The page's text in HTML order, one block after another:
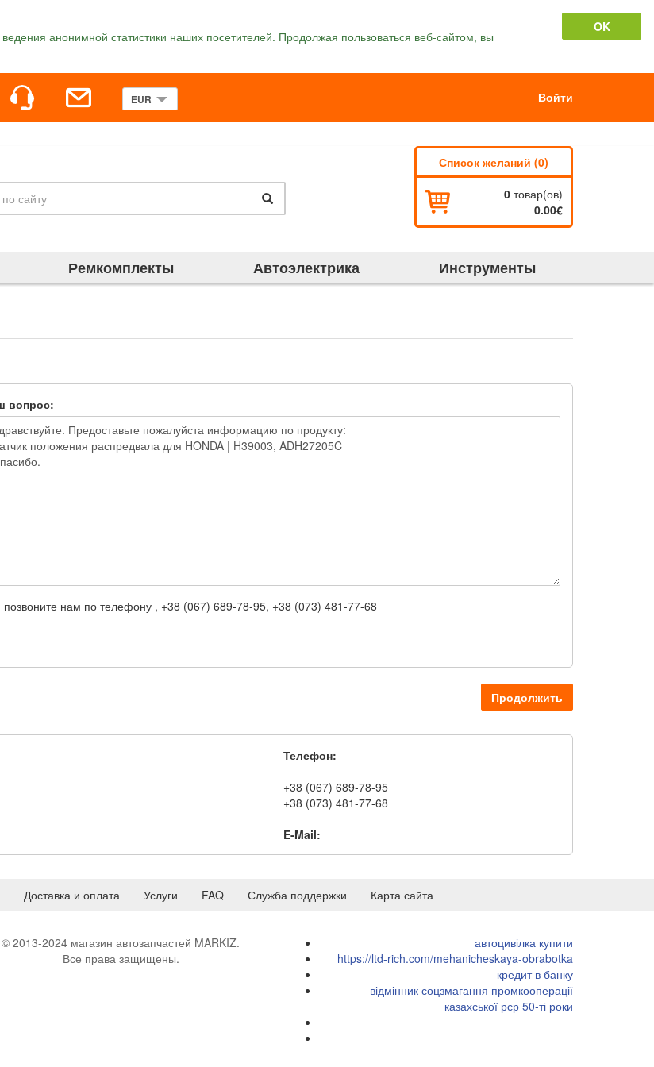
OK
анонимной статистики наших посетителей. Продолжая пользоваться веб-сайтом, вы
Войти
Список желаний (0)
0 товар(ов)
0.00€
Ремкомплекты Автоэлектрика Инструменты
вопрос:
позвоните нам по телефону , +38 (067) 689-78-95, +38 (073) 481-77-68
Продолжить
Телефон:
+38 (067) 689-78-95
+38 (073) 481-77-68
E-Mail:
Доставка и оплата Услуги FAQ Служба поддержки Карта сайта
© 2013-2024 магазин автозапчастей MARKIZ.
Все права защищены.
автоцивілка купити
https://ltd-rich.com/mehanicheskaya-obrabotka
кредит в банку
відмінник соцзмагання промкооперації
казахської рср 50-ті роки